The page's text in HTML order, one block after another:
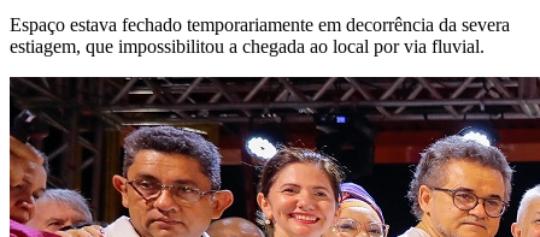
Espaço estava fechado temporariamente em decorrência da severa
estiagem, que impossibilitou a chegada ao local por via fluvial.